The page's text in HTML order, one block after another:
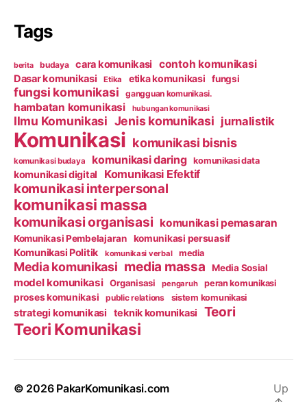
Tags
berita budaya cara komunikasi contoh komunikasi
Dasar komunikasi Etika etika komunikasi fungsi
fungsi komunikasi gangguan komunikasi.
hambatan komunikasi hubungan komunikasi
Ilmu Komunikasi Jenis komunikasi jurnalistik
Komunikasi komunikasi bisnis
komunikasi budaya komunikasi daring komunikasi data
komunikasi digital Komunikasi Efektif
komunikasi interpersonal
komunikasi massa
komunikasi organisasi komunikasi pemasaran
Komunikasi Pembelajaran komunikasi persuasif
Komunikasi Politik komunikasi verbal media
Media komunikasi media massa Media Sosial
model komunikasi Organisasi pengaruh peran komunikasi
proses komunikasi public relations sistem komunikasi
strategi komunikasi teknik komunikasi Teori
Teori Komunikasi
© 2026 PakarKomunikasi.com
Up